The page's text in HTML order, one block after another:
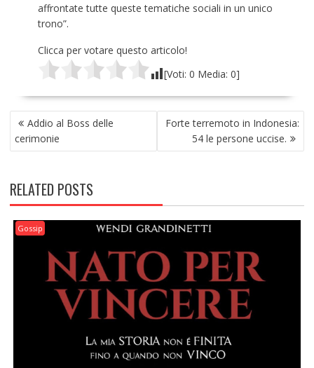
affrontate tutte queste tematiche sociali in un unico
trono”.
Clicca per votare questo articolo!
[Voti: 0 Media: 0]
NAVIGAZIONE
ARTICOLI
Addio al Boss delle
cerimonie
Forte terremoto in Indonesia:
54 le persone uccise.
RELATED POSTS
Gossip